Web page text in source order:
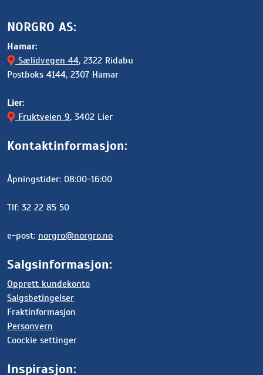
NORGRO AS:
Hamar:
Sælidvegen 44, 2322 Ridabu
Postboks 4144, 2307 Hamar
Lier:
Fruktveien 9, 3402 Lier
Kontaktinformasjon:
Åpningstider: 08:00-16:00
Tlf: 32 22 85 50
e-post: norgro@norgro.no
Salgsinformasjon:
Opprett kundekonto
Salgsbetingelser
Fraktinformasjon
Personvern
Coockie settinger
Inspirasjon: